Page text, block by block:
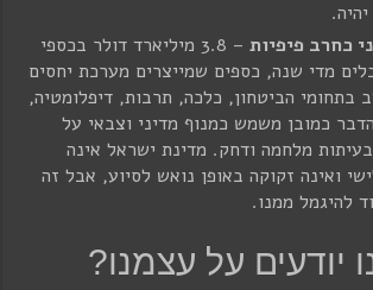
כחרב פיפיות
– 3.8 מיליארד דולר בכספי
מדי שנה, כספים שמייצרים מערכת יחסים
בתחומי הביטחון, כלכה, תרבות, דיפלומטיה,
כמובן משמש כמנוף מדיני וצבאי על
מלחמה ודחק. מדינת ישראל אינה
ואינה זקוקה באופן נואש לסיוע, אבל זה
להיגמל ממנו.
יודעים על עצמנו?